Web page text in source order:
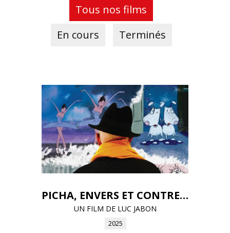
Tous nos films
En cours
Terminés
PICHA, ENVERS ET CONTRE TOUT
UN FILM DE LUC JABON
2025